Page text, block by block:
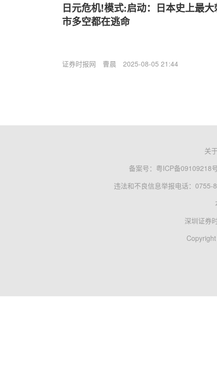
日元危机!模式:启动：日本史上最
市多空都在逃命
证券时报网 曹晨 2025-08-05 21:44
关
备案号： 粤ICP备09109218
违法和不良信息举报电话：0755-
深圳证券